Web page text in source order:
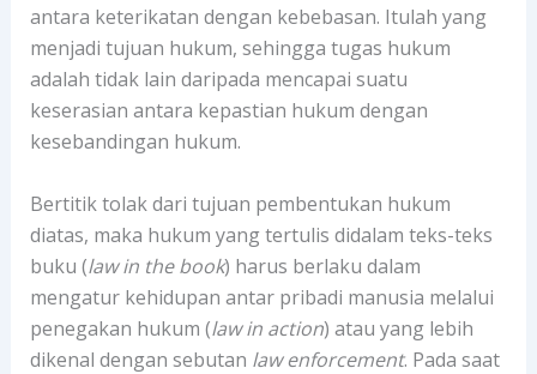
antara keterikatan dengan kebebasan. Itulah yang
menjadi tujuan hukum, sehingga tugas hukum
adalah tidak lain daripada mencapai suatu
keserasian antara kepastian hukum dengan
kesebandingan hukum.
Bertitik tolak dari tujuan pembentukan hukum
diatas, maka hukum yang tertulis didalam teks-teks
buku (law in the book) harus berlaku dalam
mengatur kehidupan antar pribadi manusia melalui
penegakan hukum (law in action) atau yang lebih
dikenal dengan sebutan law enforcement. Pada saat